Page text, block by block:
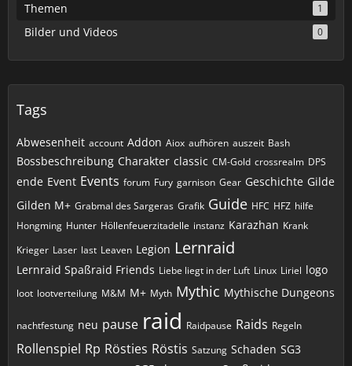
Themen 1
Bilder und Videos 0
Tags
Abwesenheit account Addon Aiox aufhören auszeit Bash
Bossbeschreibung Charakter classic CM-Gold crossrealm DPS
ende Event Events forum Fury garnison Gear Geschichte Gilde
Gilden M+ Grabmal des Sargeras Grafik Guide HFC HFZ hilfe
Hongming Hunter Höllenfeuerzitadelle instanz Karazhan Krank
Krieger Laser last Leaven Legion Lernraid
Lernraid Spaßraid Friends Liebe liegt in der Luft Linux Liriel logo
loot lootverteilung M&M M+ Myth Mythic Mythische Dungeons
nachtfestung neu pause raid Raidpause Raids Regeln
Rollenspiel Rp Rösties Röstis Satzung Schaden SG3